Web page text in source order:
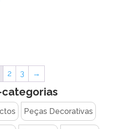
2 3 →
categorias
Peças Decorativas